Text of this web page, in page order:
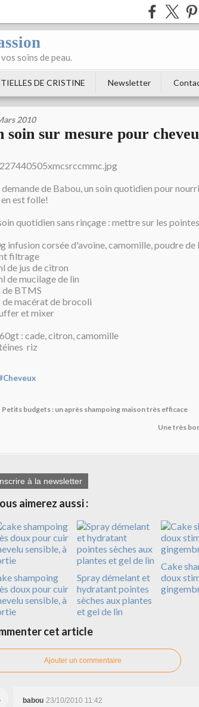
soins de peau.
DE CRISTINE Newsletter
2010
soin sur mesure pour
demande de Babou, un soin quotidien pour
en est folle!
quotidien sans rinçage : mettre sur les
infusion corsée d'avoine, camomille, poudre
filtrage
de jus de citron
de mucilage de lin
de BTMS
de macérat de brocoli
et mixer
: cade, citron, camomille
riz
Petits budgets : un après shampoing maison très efficace
Une très
à la newsletter
aimerez aussi :
shampoing
doux pour cuir
sensible, à
Spray démelant et
hydratant pointes
sèches aux plantes
et gel de lin
Cake
doux
cet article
Ajouter un commentaire
babou 23/10/2010 11:42